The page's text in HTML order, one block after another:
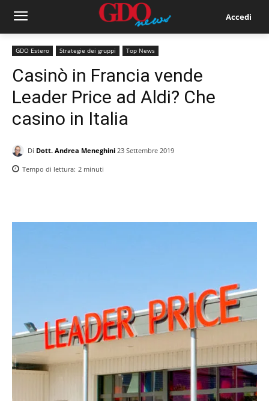
Accedi
GDO Estero Strategie dei gruppi Top News
Casinò in Francia vende
Leader Price ad Aldi? Che
casino in Italia
Di Dott. Andrea Meneghini 23 Settembre 2019
Tempo di lettura: 2 minuti